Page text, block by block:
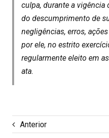
culpa, durante a vigência
do descumprimento de
negligências, erros,
por ele, no estrito
regularmente eleito em
ata.
Anterior